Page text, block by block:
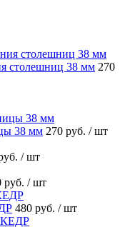
столешниц 38 мм 270
38 мм 270 руб. / шт
/ шт
руб. / шт
480 руб. / шт